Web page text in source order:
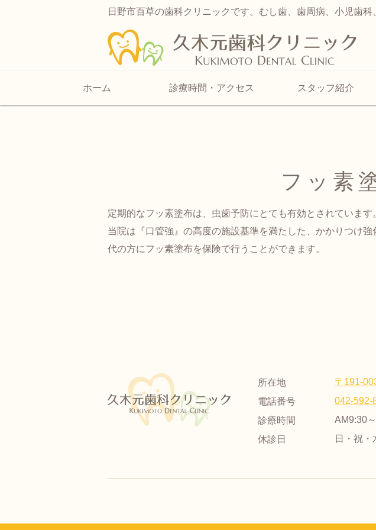
日野市百草の歯科クリニックです。むし歯、歯周病、小児歯
フッ素
定期的なフッ素塗布は、虫歯予防にとても有効とされています
当院は『口管強』の高度の施設基準を満たした、かかりつけ
代の方にフッ素塗布を保険で行うことができます。
所在地
〒191-
電話番号
042-592-
診療時間
AM9:30
休診日
日・祝・
ホーム 診療時間・アクセス スタッフ紹介